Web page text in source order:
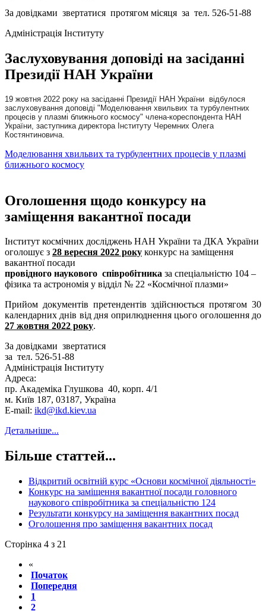
За довідками звертатися протягом місяця за тел. 526-51-88
Адміністрація Інституту
Заслуховування доповіді на засіданні
Президії НАН України
19 жовтня 2022 року на засіданні Президії НАН України відбулося
заслуховування доповіді "Моделювання хвильвих та турбулентних
процесів у плазмі ближнього космосу" члена-кореспондента НАН
України, заступника директора Інституту Черемних Олега
Костянтиновича.
Моделювання хвильвих та турбулентних процесів у плазмі
ближнього космосу
Оголошення щодо конкурсу на
заміщення вакантної посади
Інститут космічних досліджень НАН України та ДКА України
оголошує з 28 вересня 2022 року конкурс на заміщення
вакантної посади
провідного наукового співробітника за спеціальністю 104 –
фізика та астрономія у відділ № 22 «Космічної плазми»
Прийом документів претендентів здійснюється протягом 30
календарних днів від дня оприлюднення цього оголошення до
27 жовтня 2022 року.
За довідками звертатися
за тел. 526-51-88
Адміністрація Інституту
Адреса:
пр. Академіка Глушкова 40, корп. 4/1
м. Київ 187, 03187, Україна
E-mail: ikd@ikd.kiev.ua
Детальніше...
Більше статтей...
Відкритий освітній курс «Основи космічної діяльності»
Конкурс на заміщення вакантної посади головного
наукового співробітника за спеціальністю 124
Результати конкурсу на заміщення вакантних посад
Оголошення про заміщення вакантних посад
Сторінка 4 з 21
«
Початок
Попередня
1
2